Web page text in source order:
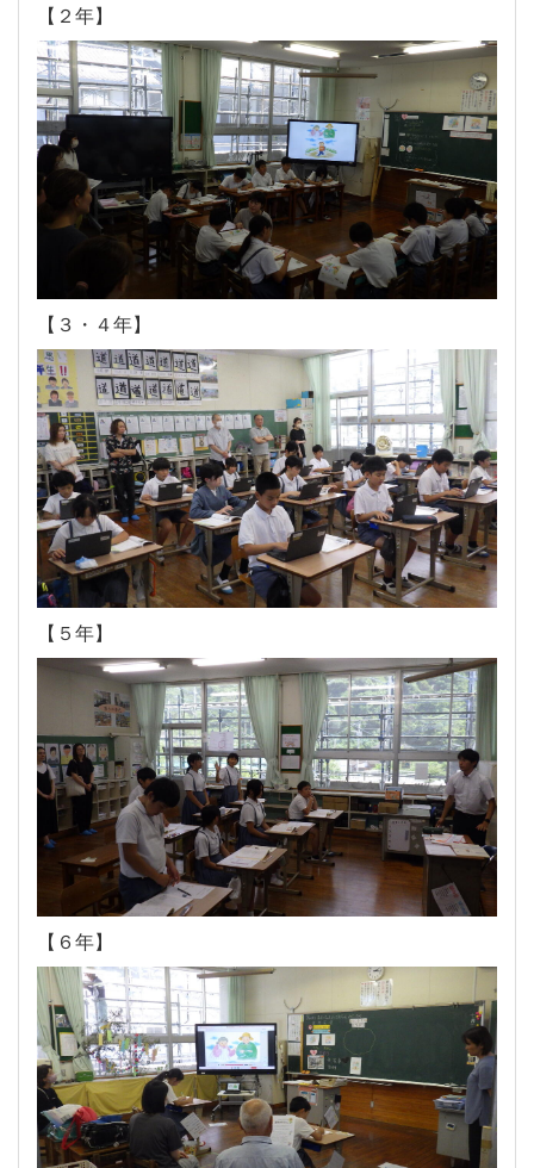
【２年】
【３・４年】
【５年】
【６年】